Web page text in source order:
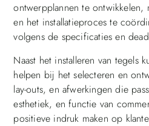
ontwerpplannen te ontwikkelen,
en het installatieproces te
volgens de specificaties en
Naast het installeren van tegels
helpen bij het selecteren en
lay-outs, en afwerkingen die
esthetiek, en functie van
positieve indruk maken op